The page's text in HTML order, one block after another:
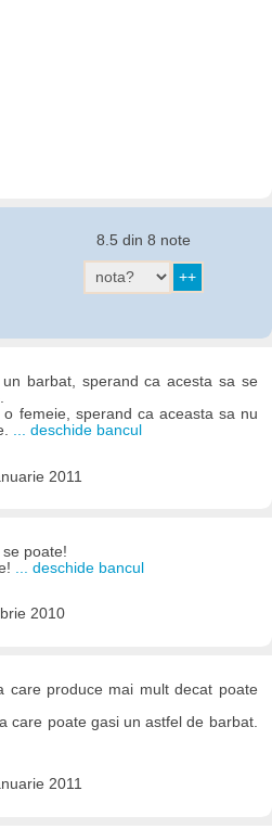
8.5 din 8 note
barbat, sperand ca acesta sa se
femeie, sperand ca aceasta sa nu
... deschide bancul
2011
poate!
... deschide bancul
2010
care produce mai mult decat poate
care poate gasi un astfel de barbat.
2011